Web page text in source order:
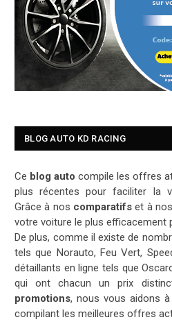
BLOG AUTO KD RACING
Ce blog auto compile les offres
plus récentes pour faciliter la
Grâce à nos comparatifset à
votre voiture le plus efficacement
De plus, comme il existe de
tels que Norauto, Feu Vert,
détaillants en ligne tels que
qui ont chacun un prix
promotions, nous vous aidons à
compilant les meilleures offres